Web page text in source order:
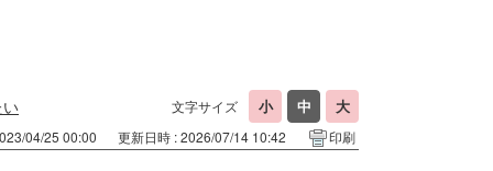
文字サイズ
04/25 00:00 更新日時 : 2026/07/14 10:42 印刷